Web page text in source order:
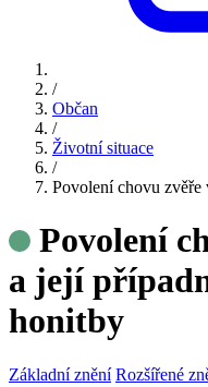
/
Občan
/
Životní situace
/
Povolení chovu
Povolení
a její
honitby
Základní znění Rozšířené